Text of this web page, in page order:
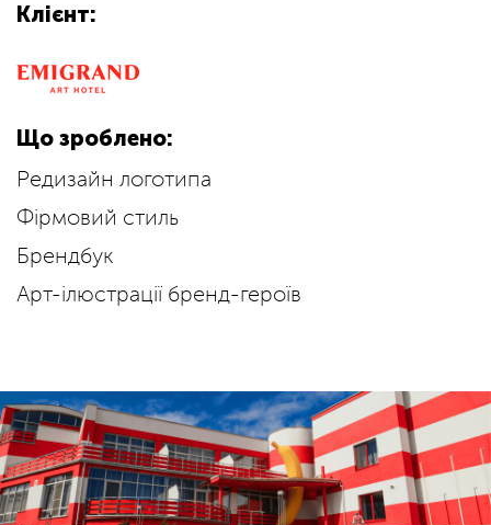
Клієнт:
Що зроблено:
Редизайн логотипа
Фірмовий стиль
Брендбук
Арт-ілюстрації бренд-героїв